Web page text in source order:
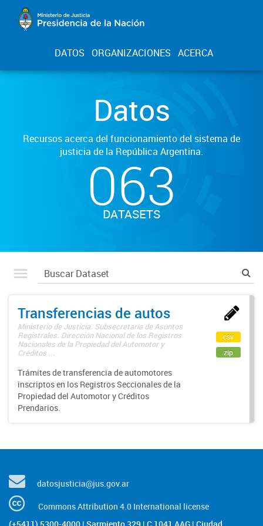
DATOS ORGANIZACIONES ACERCA
Datos
Recursos acerca del funcionamiento del sistema de
justicia de la República Argentina.
063
DATASETS
Transferencias de autos
Ministerio de Justicia. Subsecretaría de Asuntos
Registrales. Dirección Nacional de los Registros
Nacionales de la Propiedad del Automotor y
Créditos ...
Trámites de transferencia de automotores
inscriptos en los Registros Seccionales de la
Propiedad del Automotor y Créditos
Prendarios.
csv
zip
datosjusticia@jus.gov.ar
Commons Attribution 4.0 International license